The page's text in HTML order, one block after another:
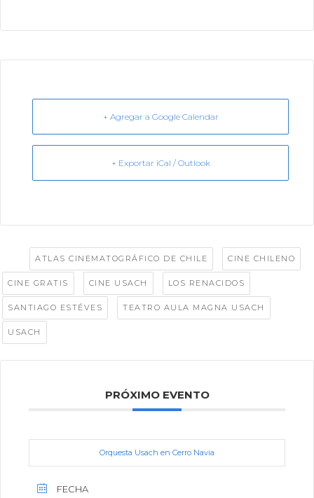
+ Agregar a Google Calendar
+ Exportar iCal / Outlook
ATLAS CINEMATOGRÁFICO DE CHILE CINE CHILENO
CINE GRATIS CINE USACH LOS RENACIDOS
SANTIAGO ESTÉVES TEATRO AULA MAGNA USACH
USACH
PRÓXIMO EVENTO
Orquesta Usach en Cerro Navia
FECHA